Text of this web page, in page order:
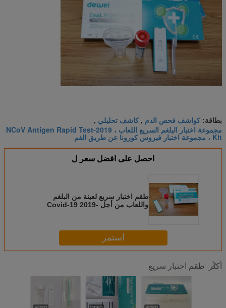
بطاقة: كواشف فحص الدم , كاشف تحليلي ,
مجموعة اختبار البلغم السريع اللعاب ، 2019-NCoV Antigen Rapid Test
Kit ، مجموعة اختبار فيروس كورونا عن طريق الفم
احصل على افضل سعر ل
طقم اختبار سريع لعينة من البلغم
واللعاب من أجل Covid-19 2019-
استمر
أكثر طقم اختبار سريع